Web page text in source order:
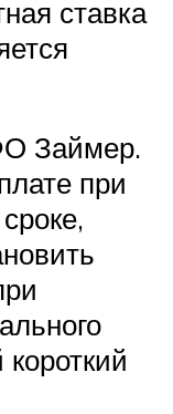
ставка
Займер.
при